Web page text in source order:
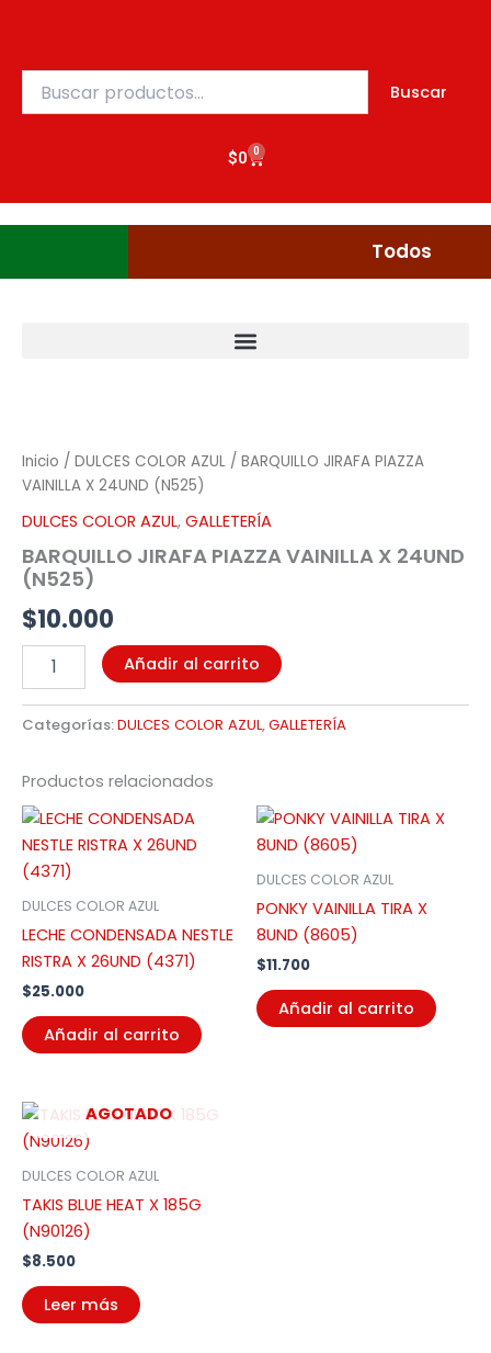
contenido
por:
Buscar
$0 0
Cart
Todos
Inicio / DULCES COLOR AZUL / BARQUILLO JIRAFA PIAZZA
VAINILLA X 24UND (N525)
DULCES COLOR AZUL, GALLETERÍA
BARQUILLO JIRAFA PIAZZA VAINILLA X 24UND
(N525)
$10.000
PIAZZA
VAINILLA
X
24UND
(N525)
cantidad
Añadir al carrito
Categorías:DULCES COLOR AZUL,GALLETERÍA
Productos relacionados
DULCES COLOR AZUL
LECHE CONDENSADA NESTLE
RISTRA X 26UND (4371)
$25.000
Añadir al carrito
DULCES COLOR AZUL
PONKY VAINILLA TIRA X
8UND (8605)
$11.700
Añadir al carrito
AGOTADO
DULCES COLOR AZUL
TAKIS BLUE HEAT X 185G
(N90126)
$8.500
Leer más
(N525)
cantidad